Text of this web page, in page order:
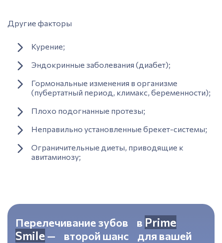
Другие факторы
Курение;
Эндокринные заболевания (диабет);
Гормональные изменения в организме
(пубертатный период, климакс, беременности);
Плохо подогнанные протезы;
Неправильно установленные брекет-системы;
Ограничительные диеты, приводящие к
авитаминозу;
Перелечивание зубов в Prime
Smile — второй шанс для вашей